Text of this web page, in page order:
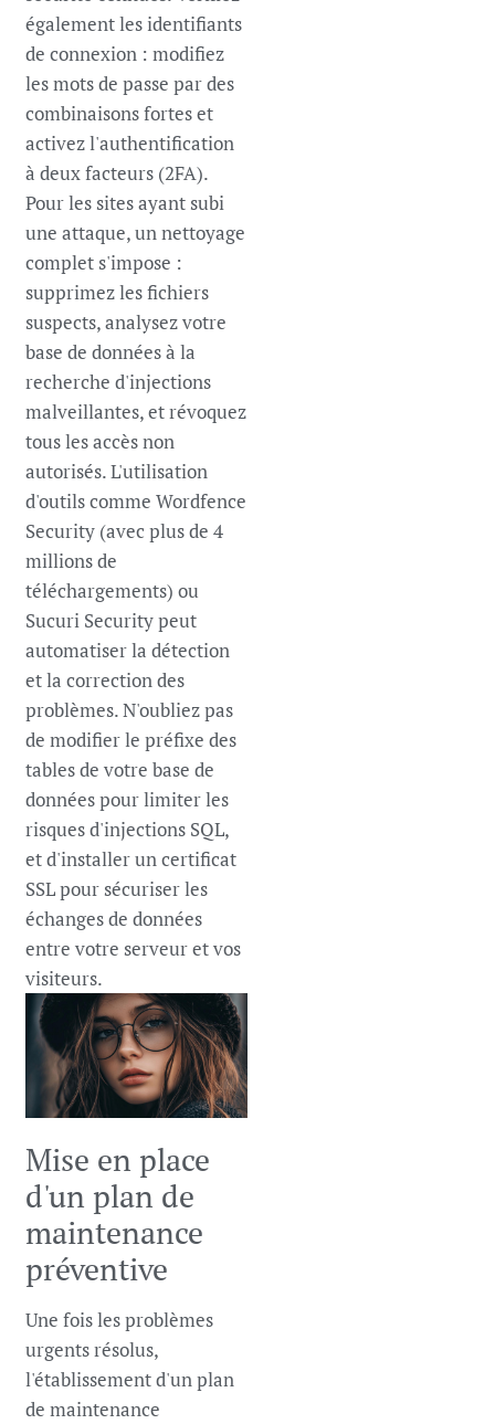
également les identifiants
de connexion : modifiez
les mots de passe par des
combinaisons fortes et
activez l'authentification
à deux facteurs (2FA).
Pour les sites ayant subi
une attaque, un nettoyage
complet s'impose :
supprimez les fichiers
suspects, analysez votre
base de données à la
recherche d'injections
malveillantes, et révoquez
tous les accès non
autorisés. L'utilisation
d'outils comme Wordfence
Security (avec plus de 4
millions de
téléchargements) ou
Sucuri Security peut
automatiser la détection
et la correction des
problèmes. N'oubliez pas
de modifier le préfixe des
tables de votre base de
données pour limiter les
risques d'injections SQL,
et d'installer un certificat
SSL pour sécuriser les
échanges de données
entre votre serveur et vos
visiteurs.
Mise en place
d'un plan de
maintenance
préventive
Une fois les problèmes
urgents résolus,
l'établissement d'un plan
de maintenance